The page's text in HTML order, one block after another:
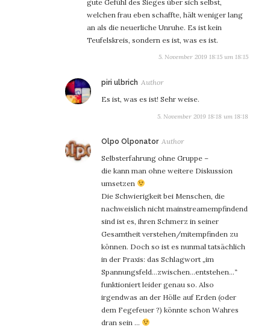
gute Gefühl des Sieges über sich selbst,
welchen frau eben schaffte, hält weniger lang
an als die neuerliche Unruhe. Es ist kein
Teufelskreis, sondern es ist, was es ist.
5. November 2019 18:15 um 18:15
piri ulbrich sagt:
Es ist, was es ist! Sehr weise.
5. November 2019 18:18 um 18:18
Olpo Olponator sagt:
Selbsterfahrung ohne Gruppe –
die kann man ohne weitere Diskussion
umsetzen
Die Schwierigkeit bei Menschen, die
nachweislich nicht mainstreamempfindend
sind ist es, ihren Schmerz in seiner
Gesamtheit verstehen/mitempfinden zu
können. Doch so ist es nunmal tatsächlich
in der Praxis: das Schlagwort „im
Spannungsfeld…zwischen…entstehen…“
funktioniert leider genau so. Also
irgendwas an der Hölle auf Erden (oder
dem Fegefeuer ?) könnte schon Wahres
dran sein …